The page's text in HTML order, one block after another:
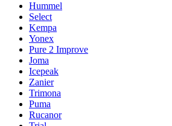
Hummel
Select
Kempa
Yonex
Pure 2 Improve
Joma
Icepeak
Zanier
Trimona
Puma
Rucanor